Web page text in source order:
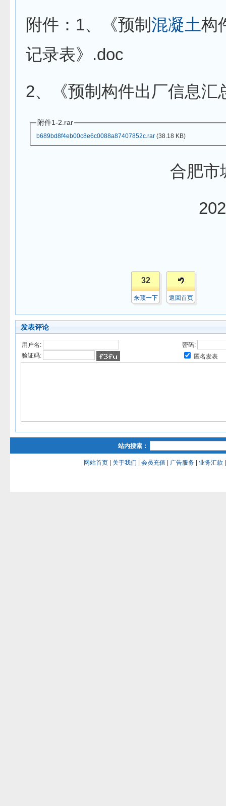
附件：1、《预制 混凝土构
记录表》.doc
2、《预制构件出厂信息汇
附件1-2.rar
b689bd8f4eb00c8e6c0088a87407852c.rar(38.18 KB)
合肥市
2024
32
来顶一下 返回首页
发表评论
用户名:
密码:
验证码:
匿名发表
站内搜索：
网站首页 关于我们 会员充值 广告服务 业务汇款